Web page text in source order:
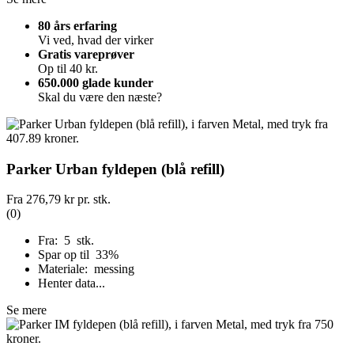
80 års erfaring
Vi ved, hvad der virker
Gratis vareprøver
Op til 40 kr.
650.000 glade kunder
Skal du være den næste?
Parker Urban fyldepen (blå refill)
Fra 276,79 krpr. stk.
(0)
Fra: 5 stk.
Spar op til 33%
Materiale: messing
Henter data...
Se mere